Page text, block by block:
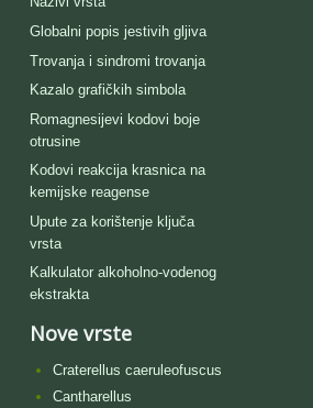
Globalni popis jestivih gljiva
Trovanja i sindromi trovanja
Kazalo grafičkih simbola
Romagnesijevi kodovi boje
otrusine
Kodovi reakcija krasnica na
kemijske reagense
Upute za korištenje ključa
vrsta
Kalkulator alkoholno-vodenog
ekstrakta
Nove vrste
Craterellus caeruleofuscus
Cantharellus